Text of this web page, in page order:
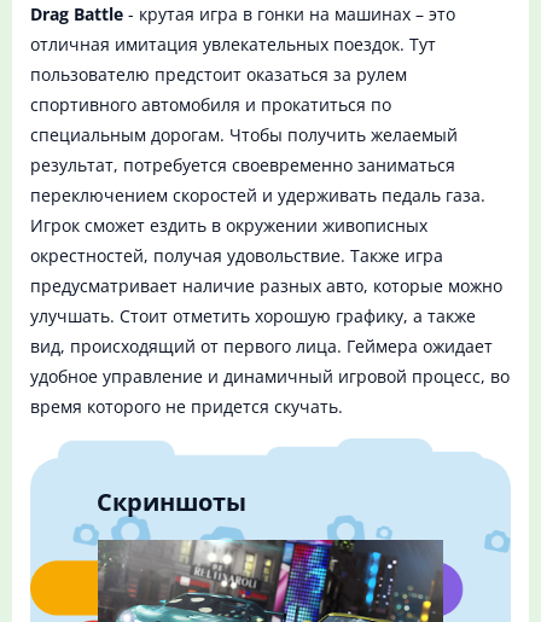
Drag Battle - крутая игра в гонки на машинах – это
отличная имитация увлекательных поездок. Тут
пользователю предстоит оказаться за рулем
спортивного автомобиля и прокатиться по
специальным дорогам. Чтобы получить желаемый
результат, потребуется своевременно заниматься
переключением скоростей и удерживать педаль газа.
Игрок сможет ездить в окружении живописных
окрестностей, получая удовольствие. Также игра
предусматривает наличие разных авто, которые можно
улучшать. Стоит отметить хорошую графику, а также
вид, происходящий от первого лица. Геймера ожидает
удобное управление и динамичный игровой процесс, во
время которого не придется скучать.
Скриншоты